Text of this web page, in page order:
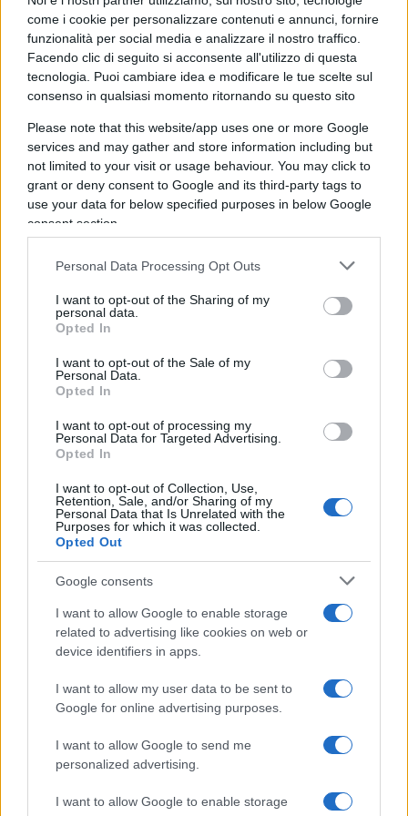
come i cookie per personalizzare contenuti e annunci, fornire
funzionalità per social media e analizzare il nostro traffico.
Facendo clic di seguito si acconsente all'utilizzo di questa
tecnologia. Puoi cambiare idea e modificare le tue scelte sul
consenso in qualsiasi momento ritornando su questo sito
Please note that this website/app uses one or more Google
services and may gather and store information including but
not limited to your visit or usage behaviour. You may click to
grant or deny consent to Google and its third-party tags to
use your data for below specified purposes in below Google
consent section.
Personal Data Processing Opt Outs
I want to opt-out of the Sharing of my
personal data.
Opted In
I want to opt-out of the Sale of my
Personal Data.
Opted In
I want to opt-out of processing my
Personal Data for Targeted Advertising.
Opted In
I want to opt-out of Collection, Use,
Retention, Sale, and/or Sharing of my
Personal Data that Is Unrelated with the
Purposes for which it was collected.
Opted Out
Google consents
I want to allow Google to enable storage
related to advertising like cookies on web or
device identifiers in apps.
I want to allow my user data to be sent to
Google for online advertising purposes.
I want to allow Google to send me
personalized advertising.
I want to allow Google to enable storage
compagno di merende Mattarella. Sconfitto, ma
un po’ meno di altri.Ti piace vincere facile, voto:
Fiorentina alla Juventus, altra nota stonata. A
Casini forse aveva promesso la Presidenza fin dai
tempi della Commissione Banche, ma stavolta la
mossa del cavallo non gli è riuscita. Definirlo
sconfitto è un po’ troppo, ma stavolta non ha
costruito: solo distrutto. Il terrore in volto con cui
stoppare l’operazione 007 al Colle è da
incorniciare. Domanda: ma che segreti nasconde?
Scheletro nell’armadio, voto: 6
Giuseppe Conte: parla con la stesso frizzante
eloquio di un aristocratico borbonico del 1700. Du
palle. Pure lui, come Salvini, non ne ha azzeccata
una se non quella di evitare la salita al Colle del
poco amato Mario Draghi. Di Maio però gli ha
fatto pelo e contropelo, spiegandogli – con un
solo comunicato su Belloni – la differenza tra
l’esame di diritto pubblico e la realtà
parlamentare.Principiante, voto: 4
Luigi Di Maio:dopo la rielezione lo hanno visto
brindare in un ristorante con la sua pattuglia di
fedeli parlamentari. Ha dirottato nelle prime
votazioni i “suoi” voti su Mattarella, poi ha
affossato il blitz Belloni di Giuseppi. Voleva